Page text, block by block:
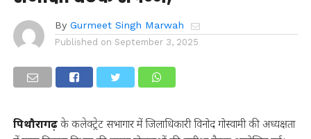
By Gurmeet Singh Marwah
Published on September 3, 2025
पिथौरागढ़के कलेक्ट्रेट सभागार में जिलाधिकारी विनोद गोस्वामी की अध्यक्षता